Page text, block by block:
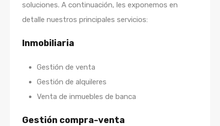
soluciones. A continuación, les exponemos en
detalle nuestros principales servicios:
Inmobiliaria
Gestión de venta
Gestión de alquileres
Venta de inmuebles de banca
Gestión compra-venta